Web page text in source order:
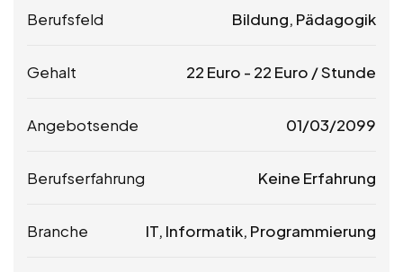
Berufsfeld Bildung, Pädagogik
Gehalt 22 Euro - 22 Euro / Stunde
Angebotsende 01/03/2099
Berufserfahrung Keine Erfahrung
Branche IT, Informatik, Programmierung